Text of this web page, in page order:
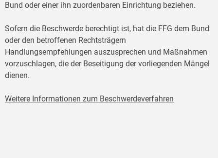
Bund oder einer ihn zuordenbaren Einrichtung beziehen.
Sofern die Beschwerde berechtigt ist, hat die FFG dem Bund
oder den betroffenen Rechtsträgern
Handlungsempfehlungen auszusprechen und Maßnahmen
vorzuschlagen, die der Beseitigung der vorliegenden Mängel
dienen.
Weitere Informationen zum Beschwerdeverfahren